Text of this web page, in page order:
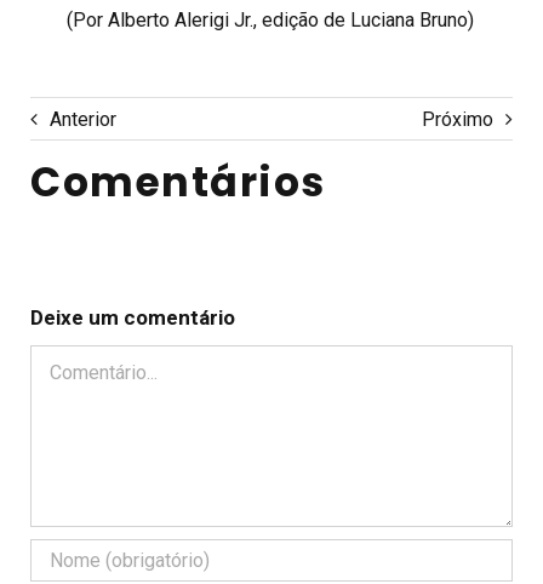
(Por Alberto Alerigi Jr., edição de Luciana Bruno)
Anterior Próximo
Comentários
Deixe um comentário
Comentário